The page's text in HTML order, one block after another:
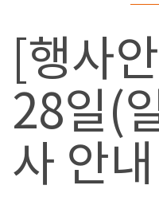
[행사
28일(
사 안내